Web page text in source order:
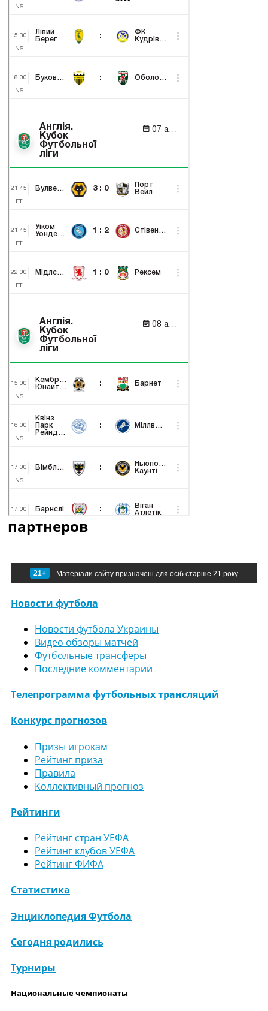
партнеров
21+ Матеріали сайту призначені для осіб старше 21 року
Новости футбола
Новости футбола Украины
Видео обзоры матчей
Футбольные трансферы
Последние комментарии
Телепрограмма футбольных трансляций
Конкурс прогнозов
Призы игрокам
Рейтинг приза
Правила
Коллективный прогноз
Рейтинги
Рейтинг стран УЕФА
Рейтинг клубов УЕФА
Рейтинг ФИФА
Статистика
Энциклопедия Футбола
Сегодня родились
Турниры
Национальные чемпионаты